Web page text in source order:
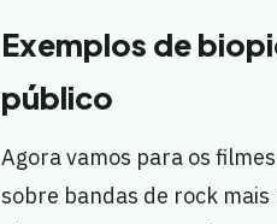
Exemplos de
público
Agora vamos para os
sobre bandas de rock